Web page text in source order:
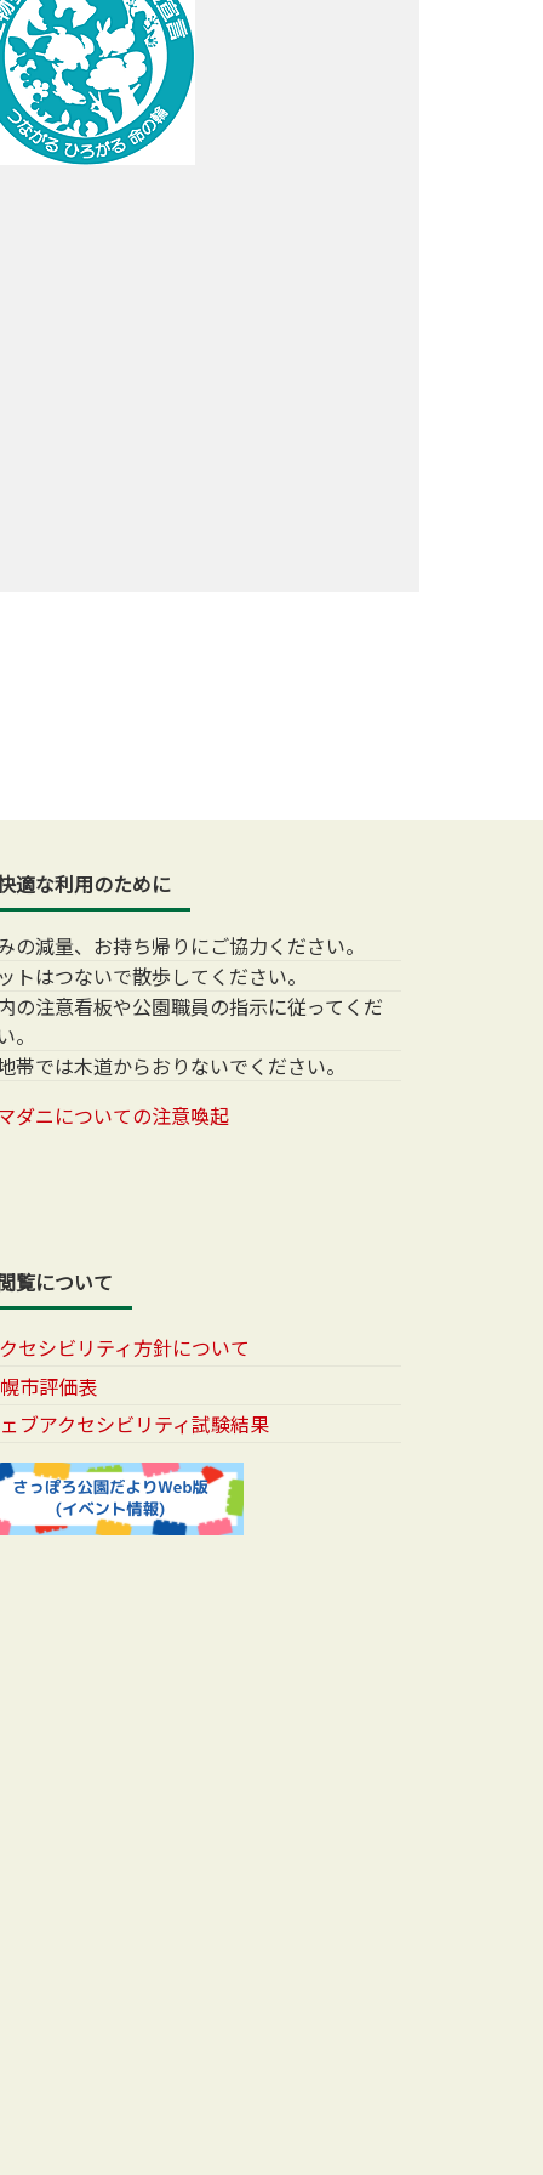
適な利用のために
の減量、お持ち帰りにご協力ください。
トはつないで散歩してください。
の注意看板や公園職員の指示に従ってくだ
。
帯では木道からおりないでください。
ダニについての注意喚起
覧について
セシビリティ方針について
市評価表
ブアクセシビリティ試験結果